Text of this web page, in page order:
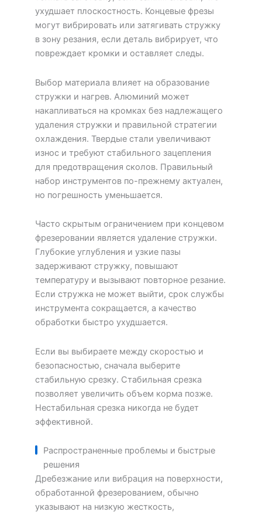
ухудшает плоскостность. Концевые фрезы
могут вибрировать или затягивать стружку
в зону резания, если деталь вибрирует, что
повреждает кромки и оставляет следы.
Выбор материала влияет на образование
стружки и нагрев. Алюминий может
накапливаться на кромках без надлежащего
удаления стружки и правильной стратегии
охлаждения. Твердые стали увеличивают
износ и требуют стабильного зацепления
для предотвращения сколов. Правильный
набор инструментов по-прежнему актуален,
но погрешность уменьшается.
Часто скрытым ограничением при концевом
фрезеровании является удаление стружки.
Глубокие углубления и узкие пазы
задерживают стружку, повышают
температуру и вызывают повторное резание.
Если стружка не может выйти, срок службы
инструмента сокращается, а качество
обработки быстро ухудшается.
Если вы выбираете между скоростью и
безопасностью, сначала выберите
стабильную срезку. Стабильная срезка
позволяет увеличить объем корма позже.
Нестабильная срезка никогда не будет
эффективной.
Распространенные проблемы и быстрые
решения
Дребезжание или вибрация на поверхности,
обработанной фрезерованием, обычно
указывают на низкую жесткость,